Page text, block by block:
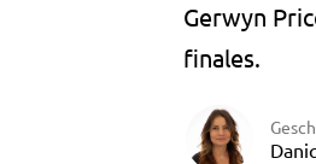
Gerwyn
finales.